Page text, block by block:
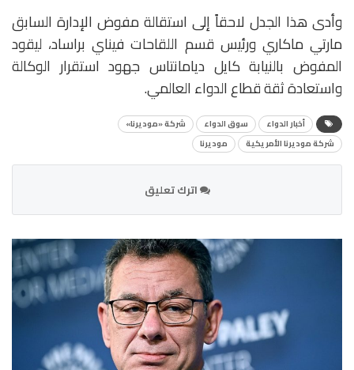
وأدى هذا الجدل لاحقاً إلى استقالة مفوض الإدارة السابق
مارتي ماكاري ورئيس قسم اللقاحات فيناي براساد، ليقود
المفوض بالنيابة كايل ديامانتاس جهود استقرار الوكالة
واستعادة ثقة قطاع الدواء العالمي.
أخبار الدواء سوق الدواء
شركة «موديرنا»
شركة موديرنا الأمريكية
موديرنا
اترك تعليق